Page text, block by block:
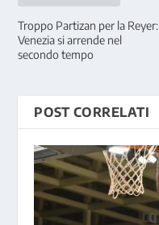
Troppo Partizan per la Reyer:
Venezia si arrende nel
secondo tempo
POST CORRELATI